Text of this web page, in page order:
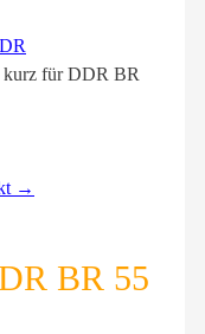
kurz für DDR BR
→
BR 55